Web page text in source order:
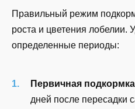
Правильный режим
роста и цветения лобелии.
определенные периоды:
Первичная
дней после пересадки